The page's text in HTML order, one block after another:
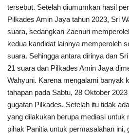
tersebut. Setelah diumumkan hasil
Pilkades Amin Jaya tahun 2023, Sri
suara, sedangkan Zaenuri
kedua kandidat lainnya memperoleh
suara. Sehingga antara dirinya dan
21 suara dan Pilkades Amin Jaya
Wahyuni. Karena mengalami banyak
tahapan pada Sabtu, 28 Oktober
gugatan Pilkades. Setelah itu tidak
yang dilakukan berupa mediasi untuk
pihak Panitia untuk permasalahan ini,